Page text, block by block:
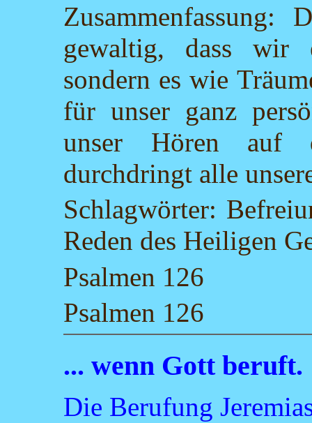
Zusammenfassung:
gewaltig, dass wir
sondern es wie
für unser ganz
unser Hören auf
durchdringt alle
Schlagwörter:
Reden des Heiligen
Psalmen 126
Psalmen 126
... wenn Gott beruft.
Die Berufung